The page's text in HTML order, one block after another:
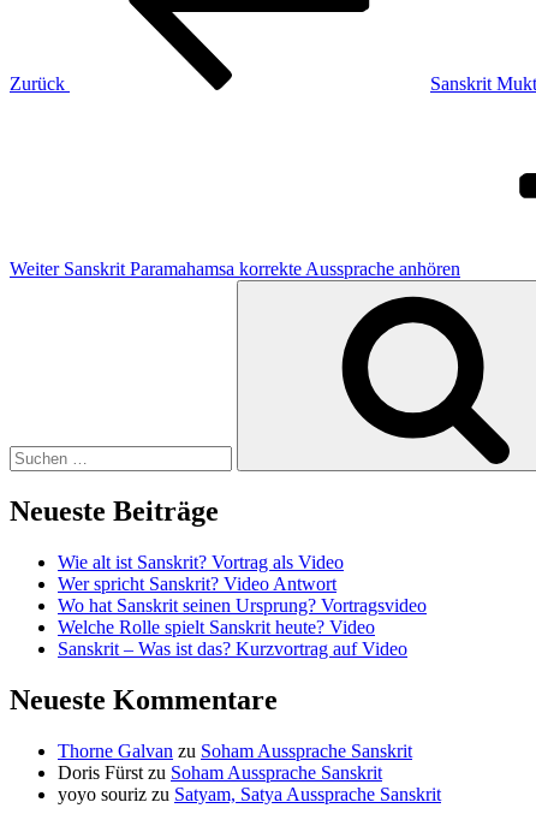
Zurück
Sanskrit
Weiter Sanskrit Paramahamsa korrekte Aussprache anhören
Neueste Beiträge
Wie alt ist Sanskrit? Vortrag als Video
Wer spricht Sanskrit? Video Antwort
Wo hat Sanskrit seinen Ursprung? Vortragsvideo
Welche Rolle spielt Sanskrit heute? Video
Sanskrit – Was ist das? Kurzvortrag auf Video
Neueste Kommentare
Thorne Galvan zu Soham Aussprache Sanskrit
Doris Fürst zu Soham Aussprache Sanskrit
yoyo souriz zu Satyam, Satya Aussprache Sanskrit